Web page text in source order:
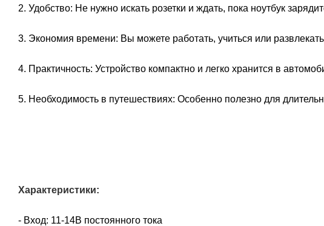
2. Удобство: Не нужно искать розетки и ждать, пока ноутбук
3. Экономия времени: Вы можете работать, учиться или
4. Практичность: Устройство компактно и легко хранится в
5. Необходимость в путешествиях: Особенно полезно для
Характеристики:
- Вход: 11-14В постоянного тока